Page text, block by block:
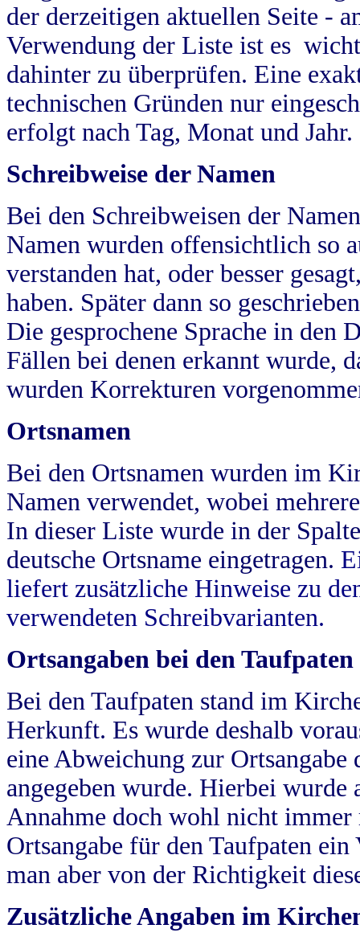
der derzeitigen aktuellen Seite -
Verwendung der Liste ist es
dahinter zu überprüfen. Eine
technischen Gründen nur
erfolgt nach Tag, Monat und Jahr.
Schreibweise der Namen
Bei den Schreibweisen der
Namen wurden offensichtlich so
verstanden hat, oder besser
haben. Später dann so
Die gesprochene Sprache in
Fällen bei denen erkannt wurde,
wurden Korrekturen
Ortsnamen
Bei den Ortsnamen wurden im
Namen verwendet, wobei
In dieser Liste wurde in der
deutsche Ortsname eingetragen.
liefert zusätzliche Hinweise zu
verwendeten Schreibvarianten.
Ortsangaben bei den Taufpaten
Bei den Taufpaten stand im
Herkunft. Es wurde deshalb
eine Abweichung zur
angegeben wurde. Hierbei wurde
Annahme doch wohl nicht
Ortsangabe für den Taufpaten
man aber von der Richtigkeit
Zusätzliche Angaben im